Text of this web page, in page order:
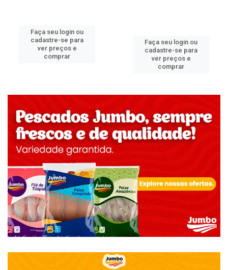
Faça seu login ou
cadastre-se para
ver preços e
comprar
Faça seu login ou
cadastre-se para
ver preços e
comprar